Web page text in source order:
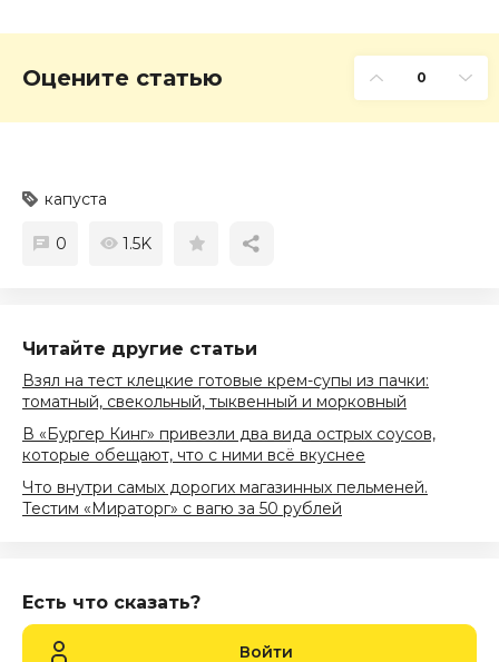
Оцените статью 0
капуста
0 1.5K
Читайте другие статьи
Взял на тест клецкие готовые крем-супы из пачки:
томатный, свекольный, тыквенный и морковный
В «Бургер Кинг» привезли два вида острых соусов,
которые обещают, что с ними всё вкуснее
Что внутри самых дорогих магазинных пельменей.
Тестим «Мираторг» с вагю за 50 рублей
Есть что сказать?
Войти